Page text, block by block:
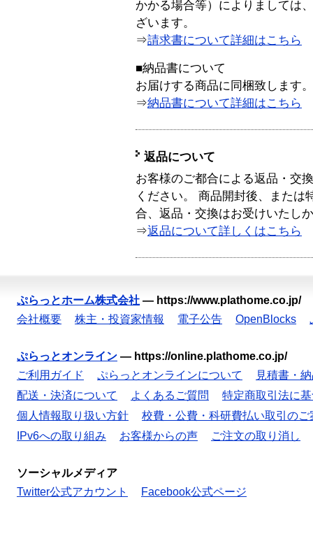
かかる場合等）によりましては
ざいます。
⇒請求書について詳細はこちら
■納品書について
お届けする商品に同梱致します。
⇒納品書について詳細はこちら
返品について
お客様のご都合による返品・交
ください。 商品開封後、または
合、返品・交換はお受けいたし
⇒返品について詳しくはこちら
ぷらっとホーム株式会社 — https://www.plathome.co.jp/
会社概要
株主・投資家情報 電子公告 OpenBlocks
ぷらっとオンライン — https://online.plathome.co.jp/
ご利用ガイド
ぷらっとオンラインについて
見積書・
配送・決済について
よくあるご質問
特定商取引法に
個人情報取り扱い方針
校費・公費・科研費払い取引のご
IPv6への取り組み
お客様からの声 ご注文の取り消し
ソーシャルメディア
Twitter公式アカウント
Facebook公式ページ